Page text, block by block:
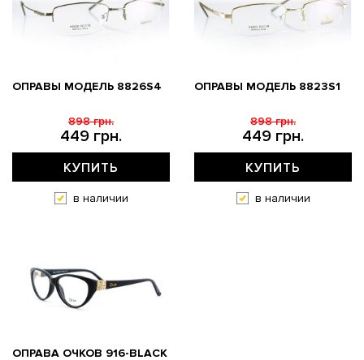
ОПРАВЫ МОДЕЛЬ 8826S4
449 грн.
898 грн.
КУПИТЬ
в наличии
ОПРАВЫ МОДЕЛЬ 8823S1
449 грн.
898 грн.
КУПИТЬ
в наличии
ОПРАВА ОЧКОВ 916-BLACK